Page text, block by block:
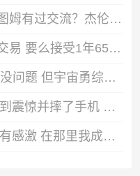
被交易至76人后是否和塔图姆有过交流？杰伦·布朗：没怎么聊过
Shams：沃特森要么会被交易 要么接受1年650万的资质报价留队
马健谈KD言论：纸面上看没问题 但宇宙勇综合实力高目前76人一档
杰伦·布朗：初闻交易我感到震惊并摔了手机 马克西第一个联系我
杰伦·布朗：我对波士顿只有感激 在那里我成长为一个真正的男人